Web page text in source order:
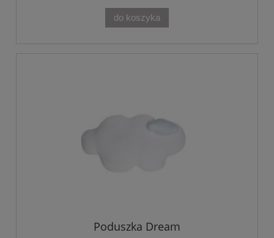
do koszyka
Poduszka Dream